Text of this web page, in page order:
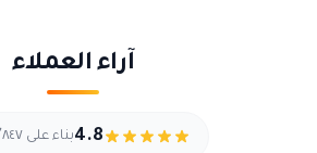
آراء العملاء
4.8بناء على ٢٬٨٤٧ تقييم